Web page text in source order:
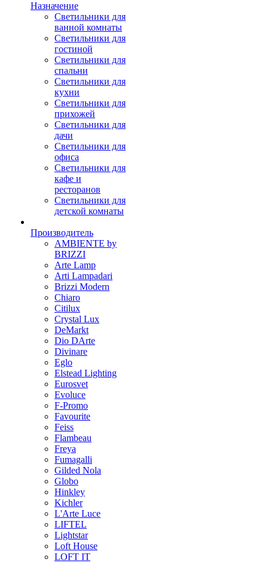
Назначение
Светильники для
ванной комнаты
Светильники для
гостиной
Светильники для
спальни
Светильники для
кухни
Светильники для
прихожей
Светильники для
дачи
Светильники для
офиса
Светильники для
кафе и
ресторанов
Светильники для
детской комнаты
Производитель
AMBIENTE by
BRIZZI
Arte Lamp
Arti Lampadari
Brizzi Modern
Chiaro
Citilux
Crystal Lux
DeMarkt
Dio DArte
Divinare
Eglo
Elstead Lighting
Eurosvet
Evoluce
F-Promo
Favourite
Feiss
Flambeau
Freya
Fumagalli
Gilded Nola
Globo
Hinkley
Kichler
L'Arte Luce
LIFTEL
Lightstar
Loft House
LOFT IT